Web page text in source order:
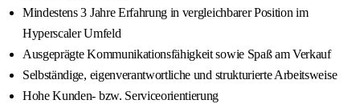
Mindestens 3 Jahre Erfahrung in vergleichbarer Position im
Hyperscaler Umfeld
Ausgeprägte Kommunikationsfähigkeit sowie Spaß am Verkauf
Selbständige, eigenverantwortliche und strukturierte Arbeitsweise
Hohe Kunden- bzw. Serviceorientierung